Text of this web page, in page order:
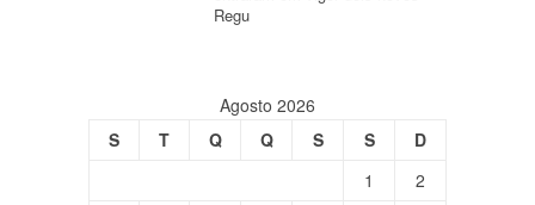
Regu
Agosto 2026
S
T Q Q S S
D
1
2